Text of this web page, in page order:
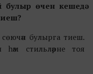
булыр өчен кешедә
булырга тиеш.
стильләрне тоя